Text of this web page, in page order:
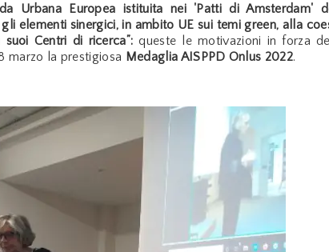
Urbana Europea istituita nei 'Patti di Amsterdam'
elementi sinergici, in ambito UE sui temi green, alla
Centri di ricerca”:queste le motivazioni in forza
marzo la prestigiosa Medaglia AISPPD Onlus 2022.